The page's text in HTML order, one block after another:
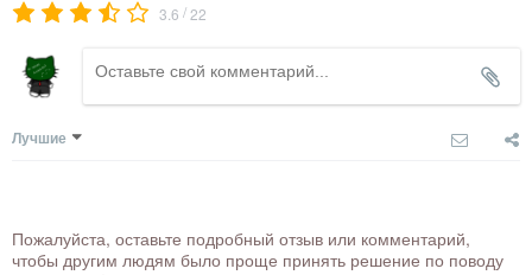
3.6 /22
Лучшие
Пожалуйста, оставьте подробный отзыв или комментарий,
чтобы другим людям было проще принять решение по поводу